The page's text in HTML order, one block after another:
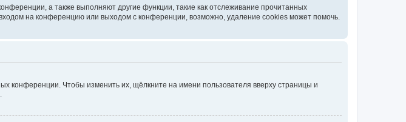
а также выполняют другие функции, такие как отслеживание прочитанных
на конференцию или выходом с конференции, возможно, удаление cookies может помочь.
конференции. Чтобы изменить их, щёлкните на имени пользователя вверху страницы и